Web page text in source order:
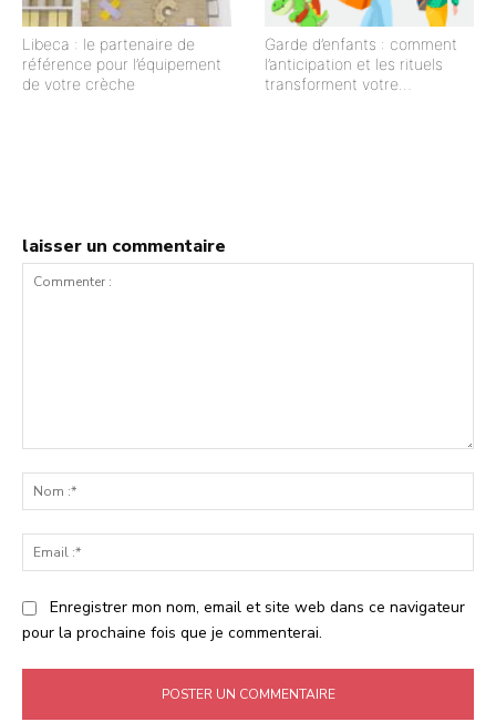
Libeca : le partenaire de
référence pour l’équipement
de votre crèche
Garde d’enfants : comment
l’anticipation et les rituels
transforment votre
laisser un commentaire
:*
:*
Enregistrer mon nom, email et site web dans ce navigateur
pour la prochaine fois que je commenterai.